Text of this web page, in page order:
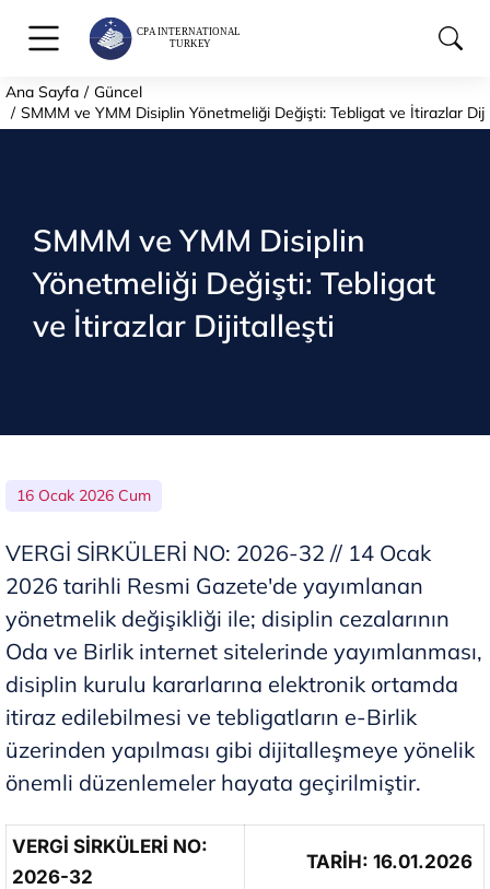
You are here:
Ana Sayfa
Güncel
SMMM ve YMM Disiplin Yönetmeliği Değişti: Tebligat ve İtirazlar
SMMM ve YMM Disiplin
Yönetmeliği Değişti: Tebligat
ve İtirazlar Dijitalleşti
16 Ocak 2026 Cum
VERGİ SİRKÜLERİ NO: 2026-32 // 14 Ocak
2026 tarihli Resmi Gazete'de yayımlanan
yönetmelik değişikliği ile; disiplin cezalarının
Oda ve Birlik internet sitelerinde yayımlanması,
disiplin kurulu kararlarına elektronik ortamda
itiraz edilebilmesi ve tebligatların e-Birlik
üzerinden yapılması gibi dijitalleşmeye yönelik
önemli düzenlemeler hayata geçirilmiştir.
VERGİ SİRKÜLERİ NO:
2026-32
TARİH: 16.01.2026